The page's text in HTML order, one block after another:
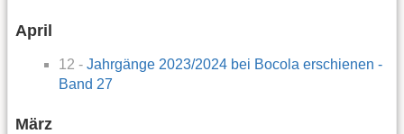
April
12 - Jahrgänge 2023/2024 bei Bocola erschienen -
Band 27
März